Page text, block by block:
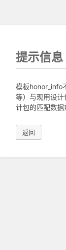
提示信息
模板honor_info
等）与现用设计
计包的匹配数据
返回